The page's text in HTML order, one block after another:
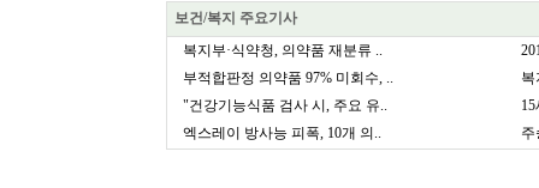
보건/복지 주요기사
복지부·식약청, 의약품 재분류 ..
부적합판정 의약품 97% 미회수, ..
복
"건강기능식품 검사 시, 주요 유..
엑스레이 방사능 피폭, 10개 의..
주